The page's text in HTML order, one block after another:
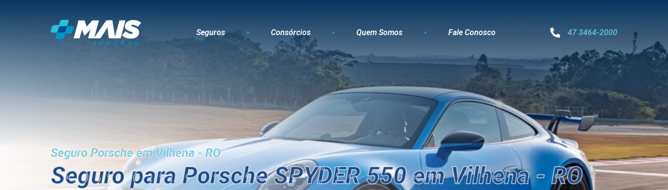
Seguros Consórcios Quem Somos Fale Conosco 47 3464-2000
Seguro Porsche em Vilhena - RO
Seguro para Porsche SPYDER 550 em Vilhena - RO